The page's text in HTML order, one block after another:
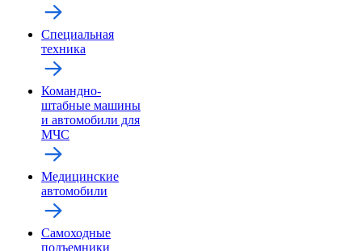
Специальная
техника
Командно-
штабные машины
и автомобили для
МЧС
Медицинские
автомобили
Самоходные
подъемники